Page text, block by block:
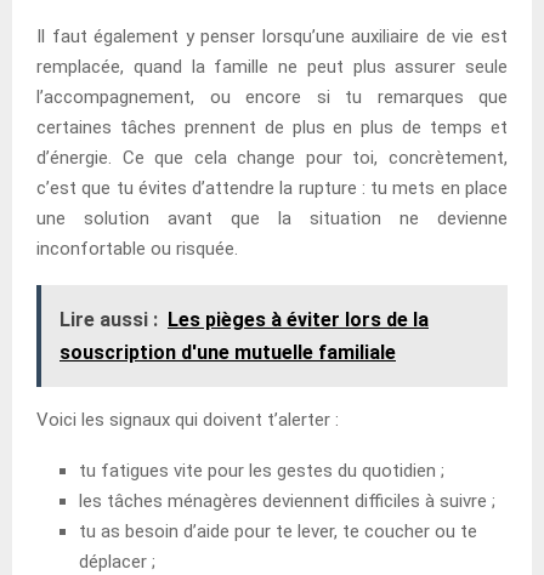
Il faut également y penser lorsqu’une auxiliaire de vie est
remplacée, quand la famille ne peut plus assurer seule
l’accompagnement, ou encore si tu remarques que
certaines tâches prennent de plus en plus de temps et
d’énergie. Ce que cela change pour toi, concrètement,
c’est que tu évites d’attendre la rupture : tu mets en place
une solution avant que la situation ne devienne
inconfortable ou risquée.
Lire aussi : Les pièges à éviter lors de la
souscription d'une mutuelle familiale
Voici les signaux qui doivent t’alerter :
tu fatigues vite pour les gestes du quotidien ;
les tâches ménagères deviennent difficiles à suivre ;
tu as besoin d’aide pour te lever, te coucher ou te
déplacer ;